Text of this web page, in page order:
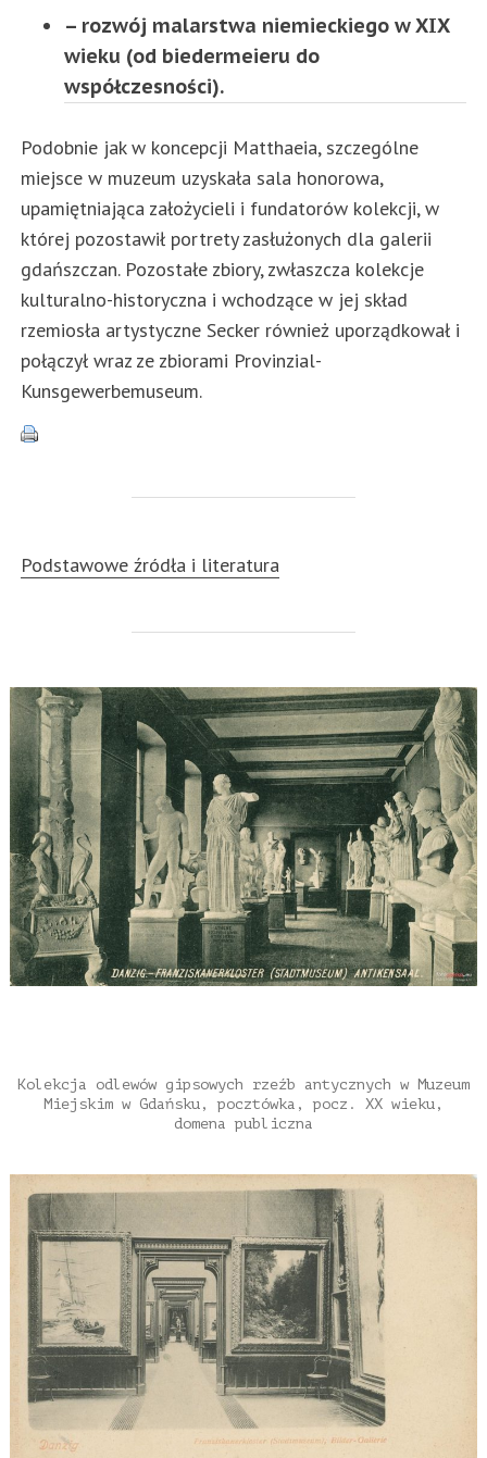
– rozwój malarstwa niemieckiego w XIX
wieku (od biedermeieru do
współczesności).
Podobnie jak w koncepcji Matthaeia, szczególne
miejsce w muzeum uzyskała sala honorowa,
upamiętniająca założycieli i fundatorów kolekcji, w
której pozostawił portrety zasłużonych dla galerii
gdańszczan. Pozostałe zbiory, zwłaszcza kolekcje
kulturalno-historyczna i wchodzące w jej skład
rzemiosła artystyczne Secker również uporządkował i
połączył wraz ze zbiorami Provinzial-
Kunsgewerbemuseum.
Podstawowe źródła i literatura
Kolekcja odlewów gipsowych rzeźb antycznych w Muzeum
Miejskim w Gdańsku, pocztówka, pocz. XX wieku,
domena publiczna